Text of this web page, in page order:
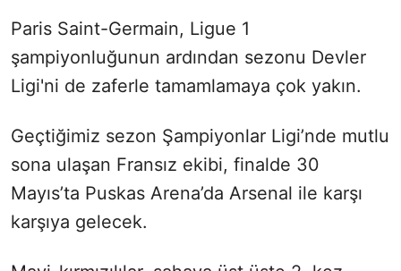
Paris Saint-Germain, Ligue 1
şampiyonluğunun ardından sezonu Devler
Ligi'ni de zaferle tamamlamaya çok yakın.
Geçtiğimiz sezon Şampiyonlar Ligi’nde mutlu
sona ulaşan Fransız ekibi, finalde 30
Mayıs’ta Puskas Arena’da Arsenal ile karşı
karşıya gelecek.